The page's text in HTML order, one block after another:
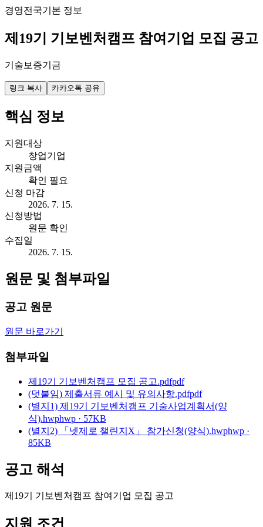
경영전국기본 정보
제19기 기보벤처캠프 참여기업 모집 공고
기술보증기금
링크 복사 카카오톡 공유
핵심 정보
지원대상
창업기업
지원금액
확인 필요
신청 마감
2026. 7. 15.
신청방법
원문 확인
수집일
2026. 7. 15.
원문 및 첨부파일
공고 원문
원문 바로가기
첨부파일
제19기 기보벤처캠프 모집 공고.pdfpdf
(덧붙임) 제출서류 예시 및 유의사항.pdfpdf
(별지1) 제19기 기보벤처캠프 기술사업계획서(양
식).hwphwp · 57KB
(별지2) 「넷제로 챌린지X」 참가신청(양식).hwphwp ·
85KB
공고 해석
제19기 기보벤처캠프 참여기업 모집 공고
지원 조건